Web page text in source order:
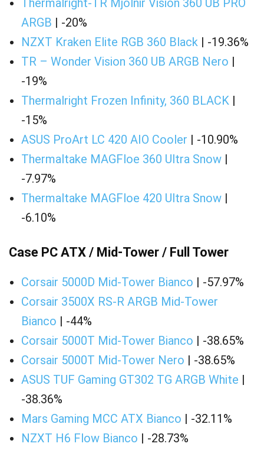
Thermalright-TR Mjolnir Vision 360 UB PRO
ARGB | -20%
NZXT Kraken Elite RGB 360 Black | -19.36%
TR – Wonder Vision 360 UB ARGB Nero |
-19%
Thermalright Frozen Infinity, 360 BLACK |
-15%
ASUS ProArt LC 420 AIO Cooler | -10.90%
Thermaltake MAGFloe 360 Ultra Snow |
-7.97%
Thermaltake MAGFloe 420 Ultra Snow |
-6.10%
Case PC ATX / Mid-Tower / Full Tower
Corsair 5000D Mid-Tower Bianco | -57.97%
Corsair 3500X RS-R ARGB Mid-Tower
Bianco | -44%
Corsair 5000T Mid-Tower Bianco | -38.65%
Corsair 5000T Mid-Tower Nero | -38.65%
ASUS TUF Gaming GT302 TG ARGB White |
-38.36%
Mars Gaming MCC ATX Bianco | -32.11%
NZXT H6 Flow Bianco | -28.73%